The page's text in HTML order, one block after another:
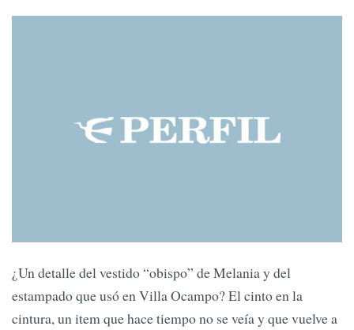
¿Un detalle del vestido “obispo” de Melania y del
estampado que usó en Villa Ocampo? El cinto en la
cintura, un item que hace tiempo no se veía y que vuelve a